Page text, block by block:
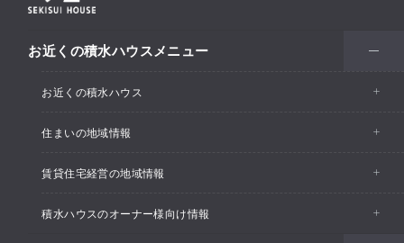
お近くの積水ハウスメニュー
お近くの積水ハウス
お近くの積水ハウストップ
住まいの地域情報
イベント情報
住宅展示場・ショールーム情報
賃貸住宅経営の地域情報
イベント情報
積水ハウスのオーナー様向け情報